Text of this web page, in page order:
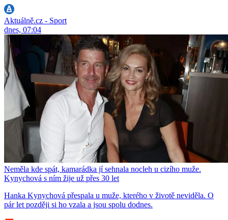
Aktuálně.cz - Sport
dnes, 07:04
Neměla kde spát, kamarádka jí sehnala nocleh u cizího muže.
Kynychová s ním žije už přes 30 let
Hanka Kynychová přespala u muže, kterého v životě neviděla. O
pár let později si ho vzala a jsou spolu dodnes.